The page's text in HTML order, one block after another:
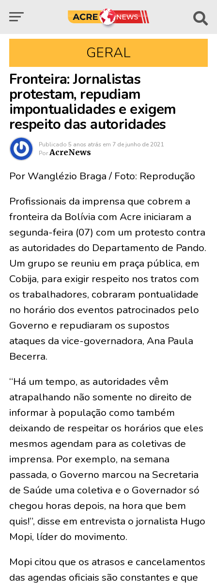
GERAL
Fronteira: Jornalistas
protestam, repudiam
impontualidades e exigem
respeito das autoridades
Publicado 5 anos atrás em 7 de junho de 2021
Por AcreNews
Por Wanglézio Braga / Foto: Reprodução
Profissionais da imprensa que cobrem a
fronteira da Bolívia com Acre iniciaram a
segunda-feira (07) com um protesto contra
as autoridades do Departamento de Pando.
Um grupo se reuniu em praça pública, em
Cobija, para exigir respeito nos tratos com
os trabalhadores, cobraram pontualidade
no horário dos eventos patrocinados pelo
Governo e repudiaram os supostos
ataques da vice-governadora, Ana Paula
Becerra.
“Há um tempo, as autoridades vêm
atrapalhando não somente no direito de
informar à população como também
deixando de respeitar os horários que eles
mesmos agendam para as coletivas de
imprensa. Por exemplo, na semana
passada, o Governo marcou na Secretaria
de Saúde uma coletiva e o Governador só
chegou horas depois, na hora que bem
quis!”, disse em entrevista o jornalista Hugo
Mopi, líder do movimento.
Mopi citou que os atrasos e cancelamentos
das agendas oficiais são constantes e que